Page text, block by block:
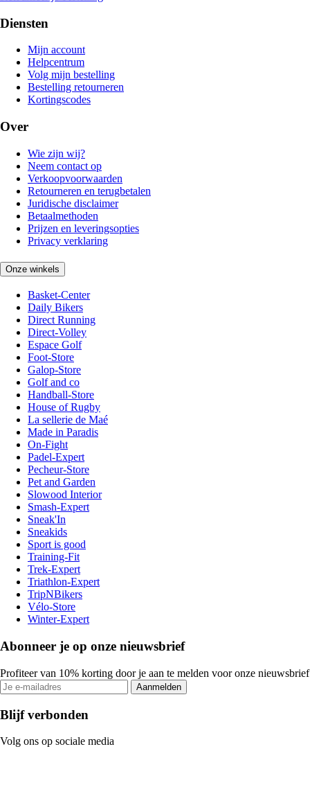
Diensten
Mijn account
Helpcentrum
Volg mijn bestelling
Bestelling retourneren
Kortingscodes
Over
Wie zijn wij?
Neem contact op
Verkoopvoorwaarden
Retourneren en terugbetalen
Juridische disclaimer
Betaalmethoden
Prijzen en leveringsopties
Privacy verklaring
Onze winkels
Basket-Center
Daily Bikers
Direct Running
Direct-Volley
Espace Golf
Foot-Store
Galop-Store
Golf and co
Handball-Store
House of Rugby
La sellerie de Maé
Made in Paradis
On-Fight
Padel-Expert
Pecheur-Store
Pet and Garden
Slowood Interior
Smash-Expert
Sneak'In
Sneakids
Sport is good
Training-Fit
Trek-Expert
Triathlon-Expert
TripNBikers
Vélo-Store
Winter-Expert
Abonneer je op onze nieuwsbrief
Profiteer van 10% korting door je aan te melden voor onze nieuwsbrief
Aanmelden
Blijf verbonden
Volg ons op sociale media